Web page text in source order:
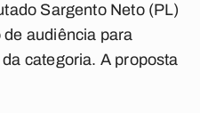
Sargento Neto (PL)
audiência para
categoria. A proposta